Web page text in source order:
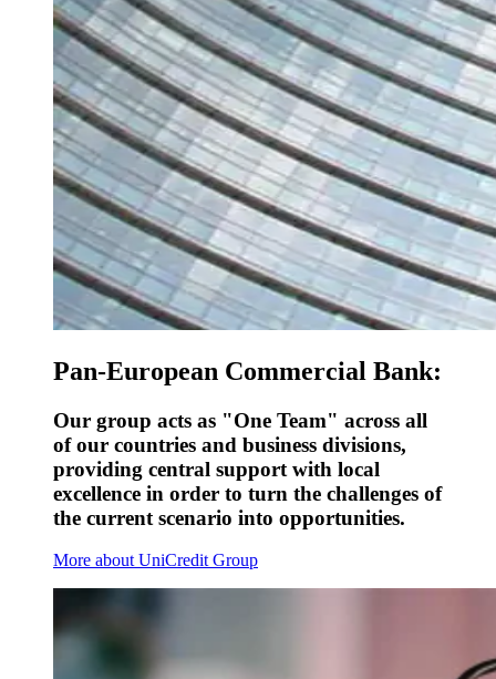
Pan-European Commercial Bank:
Our group acts as "One Team" across all
of our countries and business divisions,
providing central support with local
excellence in order to turn the challenges of
the current scenario into opportunities.
More about UniCredit Group